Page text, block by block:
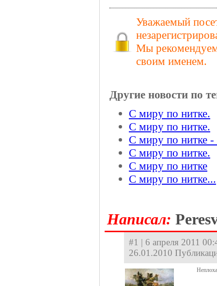
Уважаемый
Мы рекомендуем
своим именем.
Другие новости по
С миру по нитке.
С миру по нитке.
С миру по нитке -
С миру по нитке.
С миру по нитке
С миру по нитке...
Hаписал:
#1 | 6 апреля 2011
26.01.2010